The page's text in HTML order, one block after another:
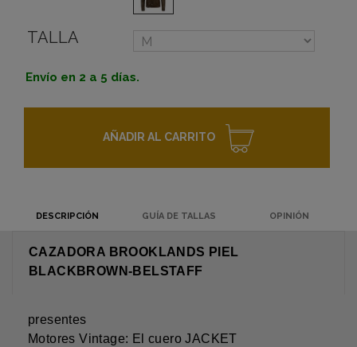
TALLA
Envío en 2 a 5 días.
AÑADIR AL CARRITO
DESCRIPCIÓN GUÍA DE TALLAS OPINIÓN
CAZADORA BROOKLANDS PIEL
BLACKBROWN-BELSTAFF
presentes
Motores Vintage: El cuero JACKET